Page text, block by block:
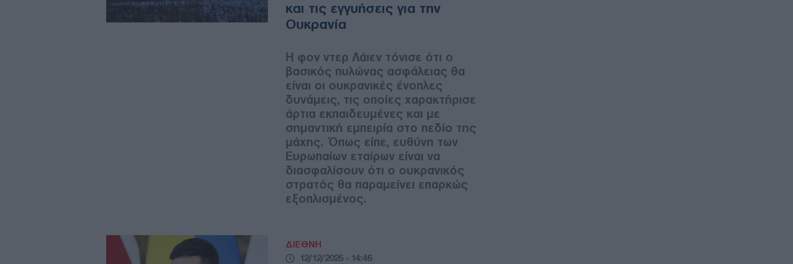
και τις εγγυήσεις για την
Ουκρανία
Η φον ντερ Λάιεν τόνισε ότι ο
βασικός πυλώνας ασφάλειας θα
είναι οι ουκρανικές ένοπλες
δυνάμεις, τις οποίες χαρακτήρισε
άρτια εκπαιδευμένες και με
σημαντική εμπειρία στο πεδίο της
μάχης. Όπως είπε, ευθύνη των
Ευρωπαίων εταίρων είναι να
διασφαλίσουν ότι ο ουκρανικός
στρατός θα παραμείνει επαρκώς
εξοπλισμένος.
ΔΙΕΘΝΗ
12/12/2025 - 14:46